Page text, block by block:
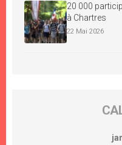
20 000
à Chartres
22 Mai 2026